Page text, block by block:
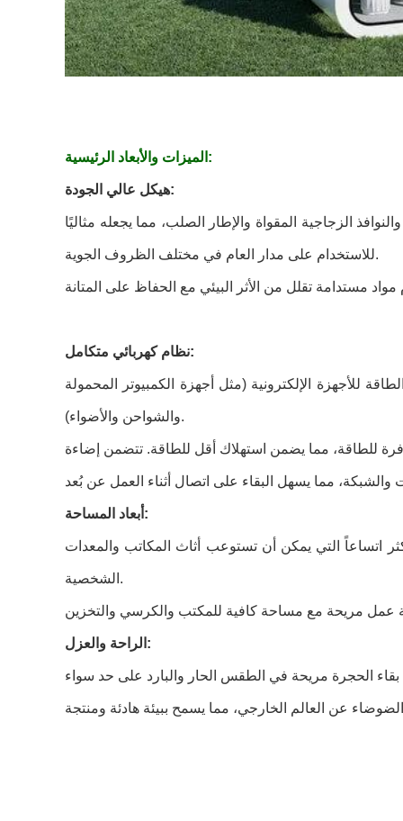
الميزات والأبعاد الرئيسية:
هيكل عالي الجودة:
الزجاجية المقواة والإطار الصلب، مما يجعله مثاليًا
للاستخدام على مدار العام في مختلف الظروف الجوية.
نظام كهربائي متكامل:
للأجهزة الإلكترونية (مثل أجهزة الكمبيوتر المحمولة
والشواحن والأضواء).
أبعاد المساحة:
اتساعاً التي يمكن أن تستوعب أثاث المكاتب والمعدات
الشخصية.
الراحة والعزل: